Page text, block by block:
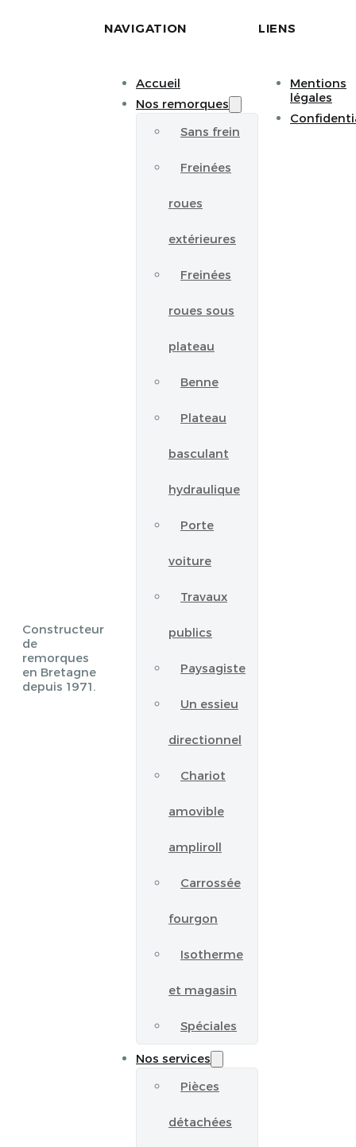
Constructeur
de
remorques
en Bretagne
depuis 1971.
NAVIGATION
Accueil
Nos remorques
Sans frein
Freinées
roues
extérieures
Freinées
roues sous
plateau
Benne
Plateau
basculant
hydraulique
Porte
voiture
Travaux
publics
Paysagiste
Un essieu
directionnel
Chariot
amovible
ampliroll
Carrossée
fourgon
Isotherme
et magasin
Spéciales
Nos services
Pièces
détachées
LIENS
Mentions
légales